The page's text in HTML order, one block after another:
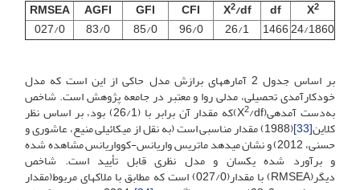
X2
df
X2/df
CFI
GFI
AGFI
RMSEA
24/1860
1466
26/1
96/0
85/0
83/0
027/0
بر اساس جدول 2 آماره­های برازش مدل حاکی از این است که مدل
خودکارآمدی تحصیلی، مدلی روا و معتبر در جامعه پژوهش است. شاخص
به‌دست آمده­ی(X 2 /df)که مقدار آن برابر با (26/1) بود، بر اساس نظر
کلاین[33] (1988) مقدار مناسبی است (به نقل از میکائیلی منیع، عاشوری و
حسنی، 2012) و نشان می­دهد ماتریس واریانس-کوواریانس مشاهده شده
و برآورد شده یکسان و مدل نظری قابل تأیید است. شاخص
دیگر(RMSEA) با مقدار(027/0) است که مطابق با ملاک­های مربوط(مقدار